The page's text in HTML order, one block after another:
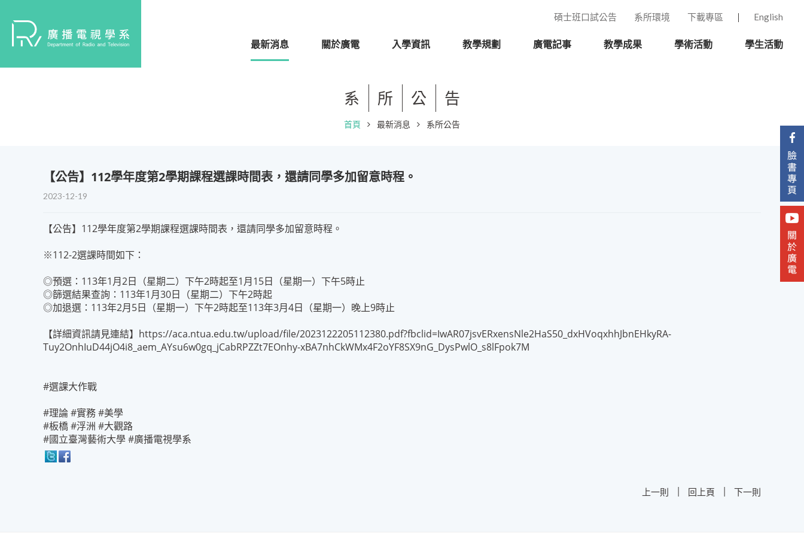
碩士班口試公告 系所環境 下載專區 English
最新消息 關於廣電 入學資訊 教學規劃 廣電記事 教學成果 學術活動 學生活動
系 所 公 告
首頁 最新消息 系所公告
​【公告】112學年度第2學期課程選課時間表，還請同學多加留意時程。
2023-12-19
【公告】112學年度第2學期課程選課時間表，還請同學多加留意時程。
※112-2選課時間如下：
◎預選：113年1月2日（星期二）下午2時起至1月15日（星期一）下午5時止
◎篩選結果查詢：113年1月30日（星期二）下午2時起
◎加退選：113年2月5日（星期一）下午2時起至113年3月4日（星期一）晚上9時止
【詳細資訊請見連結】 https://aca.ntua.edu.tw/upload/file/2023122205112380.pdf?fbclid=IwAR07jsvERxensNle2HaS50_dxHVoqxhhJbnEHkyRA-
Tuy2OnhIuD44jO4i8_aem_AYsu6w0gq_jCabRPZZt7EOnhy-xBA7nhCkWMx4F2oYF8SX9nG_DysPwlO_s8lFpok7M
#選課大作戰
#理論 #實務 #美學
#板橋 #浮洲 #大觀路
#國立臺灣藝術大學 #廣播電視學系
上一則 | 回上頁 | 下一則